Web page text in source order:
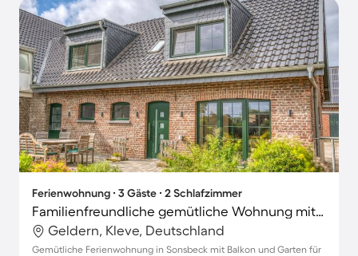
Ferienwohnung ∙ 3 Gäste ∙ 2 Schlafzimmer
Familienfreundliche gemütliche Wohnung mit Grill, Terrasse und Garten | Gartenblick
Geldern, Kleve, Deutschland
Gemütliche Ferienwohnung in Sonsbeck mit Balkon und Garten für